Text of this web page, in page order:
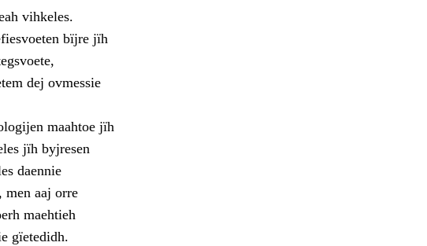
vihkeles.
bïjre jïh
dej ovmessie
maahtoe jïh
jïh byjresen
daennie
men aaj orre
maehtieh
gïetedidh.